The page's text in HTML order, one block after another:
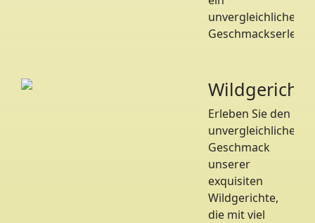
unvergleichliches
Wildgerichte
Erleben Sie den
unvergleichlichen
Geschmack
unserer
exquisiten
Wildgerichte,
die mit viel